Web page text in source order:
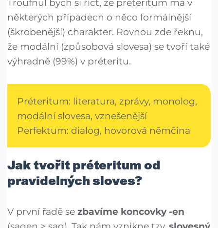
Troufnul bych si říct, že préteritum má v
některých případech o něco formálnější
(škrobenější) charakter. Rovnou zde řeknu,
že modální (způsobová slovesa) se tvoří také
výhradně (99%) v préteritu.
Préteritum: literatura, zprávy, monolog,
modální slovesa, vznešenější
Perfektum: dialog, hovorová němčina
Jak tvořit préteritum od
pravidelných sloves?
V první řadě se zbavíme koncovky -en